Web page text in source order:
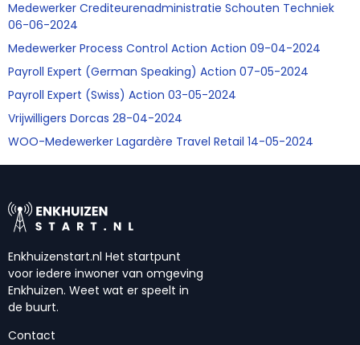
Medewerker Crediteurenadministratie Schouten Techniek
06-06-2024
Medewerker Process Control Action Action 09-04-2024
Payroll Expert (German Speaking) Action 07-05-2024
Payroll Expert (Swiss) Action 03-05-2024
Vrijwilligers Dorcas 28-04-2024
WOO-Medewerker Lagardère Travel Retail 14-05-2024
Enkhuizenstart.nl Het startpunt
voor iedere inwoner van omgeving
Enkhuizen. Weet wat er speelt in
de buurt.
Contact